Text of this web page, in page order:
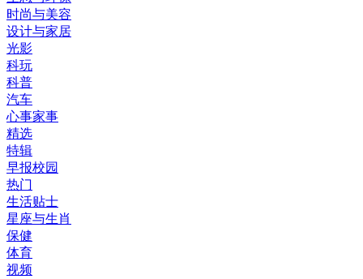
时尚与美容
设计与家居
光影
科玩
科普
汽车
心事家事
精选
特辑
早报校园
热门
生活贴士
星座与生肖
保健
体育
视频